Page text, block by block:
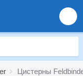
Цистерны